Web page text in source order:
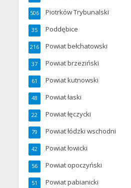
Piotrków Trybunalski
506
Poddębice
35
Powiat bełchatowski
216
Powiat brzeziński
37
Powiat kutnowski
61
Powiat łaski
48
Powiat łęczycki
22
Powiat łódzki wschodni
79
Powiat łowicki
42
Powiat opoczyński
56
Powiat pabianicki
51